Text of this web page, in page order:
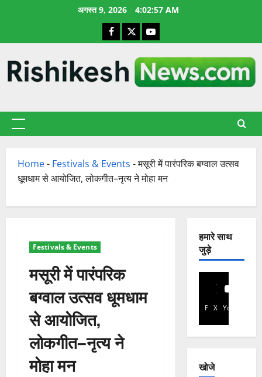
अगस्त 9, 2026 4:02:58 AM
Facebook
X YouTube
प्राथमिक
Home- Festivals & Events -मसूरी में पारंपरिक बग्वाल उत्सव
धूमधाम से आयोजित, लोकगीत–नृत्य ने मोहा मन
Festivals & Events
मसूरी में पारंपरिक
बग्वाल उत्सव धूमधाम
से आयोजित,
लोकगीत–नृत्य ने
मोहा मन
हमारे साथ
जुड़े
Facebook
X YouTube
खोजे